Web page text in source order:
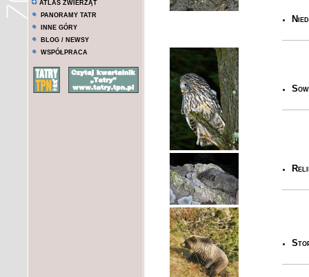
ATLAS ZWIERZĄT
PANORAMY TATR
INNE GÓRY
BLOG / NEWSY
WSPÓŁPRACA